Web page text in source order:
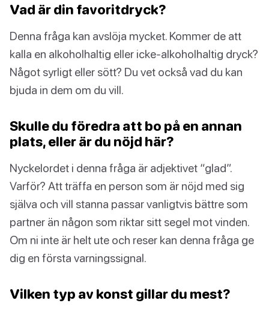
Vad är din favoritdryck?
Denna fråga kan avslöja mycket. Kommer de att
kalla en alkoholhaltig eller icke-alkoholhaltig dryck?
Något syrligt eller sött? Du vet också vad du kan
bjuda in dem om du vill.
Skulle du föredra att bo på en annan
plats, eller är du nöjd här?
Nyckelordet i denna fråga är adjektivet “glad”.
Varför? Att träffa en person som är nöjd med sig
själva och vill stanna passar vanligtvis bättre som
partner än någon som riktar sitt segel mot vinden.
Om ni inte är helt ute och reser kan denna fråga ge
dig en första varningssignal.
Vilken typ av konst gillar du mest?